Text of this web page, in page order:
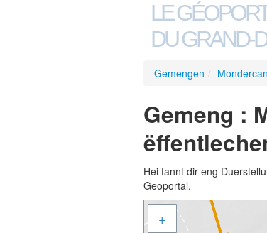
LE
DU GRAND-
Gemengen /
Gemeng :
Hei fannt dir eng
Geoportal.
+